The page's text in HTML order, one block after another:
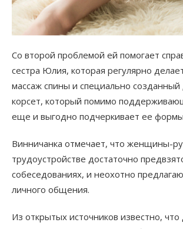
Со второй проблемой ей помогает
сестра Юлия, которая регулярно
массаж спины и специально
корсет, который помимо
еще и выгодно подчеркивает ее
Винничанка отмечает, что женщины-
трудоустройстве достаточно
собеседованиях, и неохотно
личного общения.
Из открытых источников известно,